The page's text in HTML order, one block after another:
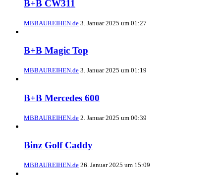
B+B CW311
MBBAUREIHEN.de 3. Januar 2025 um 01:27
B+B Magic Top
MBBAUREIHEN.de 3. Januar 2025 um 01:19
B+B Mercedes 600
MBBAUREIHEN.de 2. Januar 2025 um 00:39
Binz Golf Caddy
MBBAUREIHEN.de 26. Januar 2025 um 15:09